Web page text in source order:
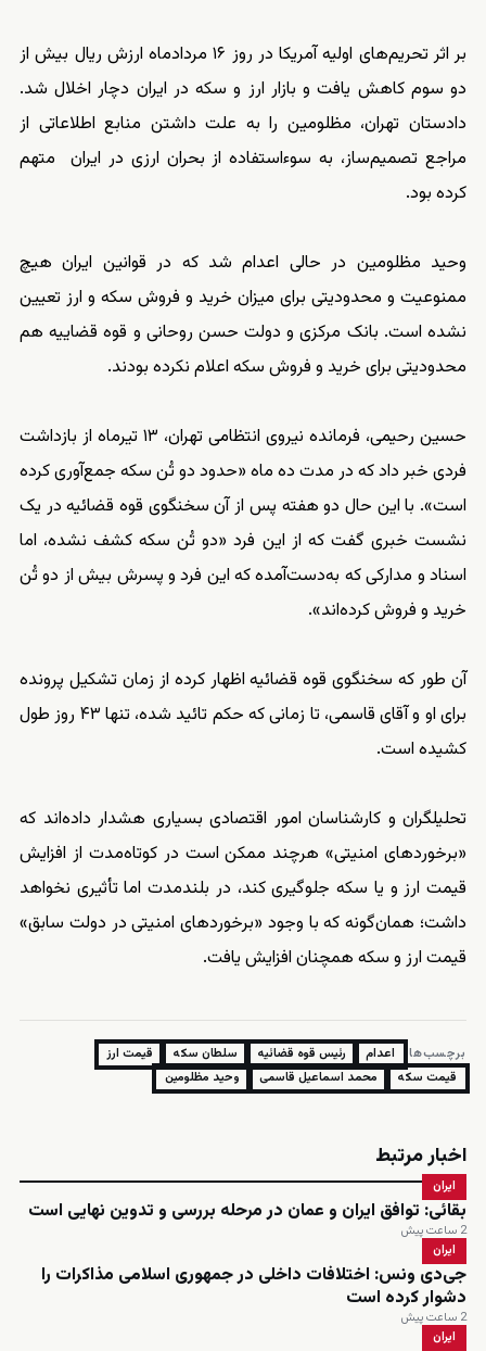
بر اثر تحریم‌های اولیه آمریکا در روز ۱۶ مردادماه ارزش ریال بیش از
دو سوم کاهش یافت و بازار ارز و سکه در ایران دچار اخلال شد.
دادستان تهران، مظلومین را به علت داشتن منابع اطلاعاتی از
مراجع تصمیم‌ساز، به سوءاستفاده از بحران ارزی در ایران متهم
کرده بود.
وحید مظلومین در حالی اعدام شد که در قوانین ایران هیچ
ممنوعیت و محدودیتی برای میزان خرید و فروش سکه و ارز تعیین
نشده است. بانک مرکزی و دولت حسن روحانی و قوه قضاییه هم
محدودیتی برای خرید و فروش سکه اعلام نکرده بودند.
حسین رحیمی، فرمانده نیروی انتظامی تهران، ۱۳ تیرماه از بازداشت
فردی خبر داد که در مدت ده ماه «حدود دو تُن سکه جمع‌آوری کرده
است». با این حال دو هفته پس از آن سخنگوی قوه قضائیه در یک
نشست خبری‌ گفت که از این فرد «دو تُن سکه کشف نشده، اما
اسناد و مدارکی که به‌دست‌آمده که این فرد و پسرش بیش از دو تُن
خرید و فروش کرده‌اند».
آن‌ طور که سخنگوی قوه قضائیه اظهار کرده از زمان تشکیل پرونده
برای او و آقای قاسمی، تا زمانی که حکم تائید شده، تنها ۴۳ روز طول
کشیده است.
تحلیلگران و کارشناسان امور اقتصادی بسیاری هشدار داده‌اند که
«برخوردهای امنیتی» هرچند ممکن است در کوتاه‌مدت از افزایش
قیمت ارز و یا سکه جلوگیری کند، در بلندمدت اما تأثیری نخواهد
داشت؛ همان‌گونه که با وجود «برخوردهای امنیتی در دولت سابق»
قیمت ارز و سکه همچنان افزایش یافت.
برچسب‌ها: اعدام رئیس قوه قضائیه سلطان سکه
قیمت ارز
قیمت سکه
محمد اسماعیل قاسمی وحید مظلومین
اخبار مرتبط
ایران
بقائی: توافق ایران و عمان در مرحله بررسی و تدوین نهایی است
2 ساعت پیش
ایران
جی‌دی ونس: اختلافات داخلی در جمهوری اسلامی مذاکرات را
دشوار کرده است
2 ساعت پیش
ایران